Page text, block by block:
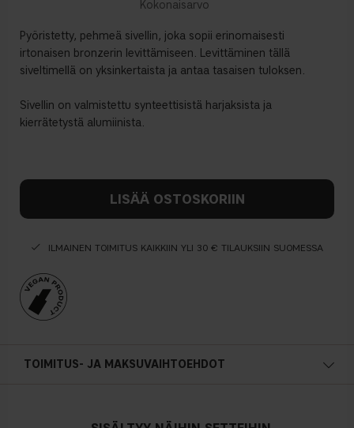
Pyöristetty, pehmeä sivellin, joka sopii erinomaisesti
irtonaisen bronzerin levittämiseen. Levittäminen tällä
siveltimellä on yksinkertaista ja antaa tasaisen tuloksen.
Sivellin on valmistettu synteettisistä harjaksista ja
kierrätetystä alumiinista.
LISÄÄ OSTOSKORIIN
ILMAINEN TOIMITUS KAIKKIIN YLI 30 € TILAUKSIIN SUOMESSA
TOIMITUS- JA MAKSUVAIHTOEHDOT